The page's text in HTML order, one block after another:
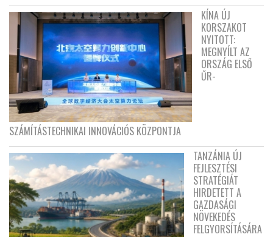
KÍNA ÚJ
KORSZAKOT
NYITOTT:
MEGNYÍLT AZ
ORSZÁG ELSŐ
ŰR-
SZÁMÍTÁSTECHNIKAI INNOVÁCIÓS KÖZPONTJA
TANZÁNIA ÚJ
FEJLESZTÉSI
STRATÉGIÁT
HIRDETETT A
GAZDASÁGI
NÖVEKEDÉS
FELGYORSÍTÁSÁRA